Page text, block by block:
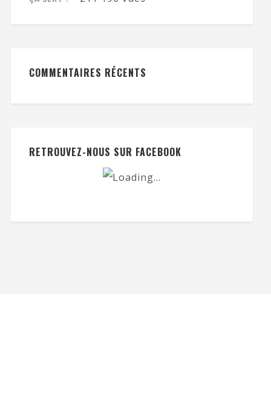
COMMENTAIRES RÉCENTS
RETROUVEZ-NOUS SUR FACEBOOK